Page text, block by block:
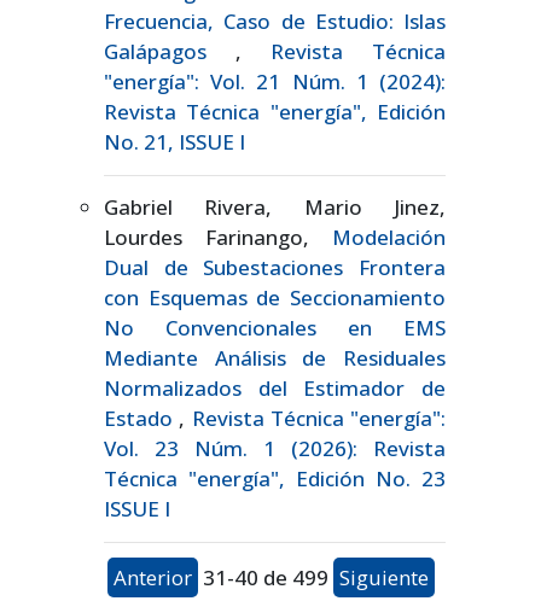
Frecuencia, Caso de Estudio: Islas
Galápagos , Revista Técnica
"energía": Vol. 21 Núm. 1 (2024):
Revista Técnica "energía", Edición
No. 21, ISSUE I
Gabriel Rivera, Mario Jinez,
Lourdes Farinango, Modelación
Dual de Subestaciones Frontera
con Esquemas de Seccionamiento
No Convencionales en EMS
Mediante Análisis de Residuales
Normalizados del Estimador de
Estado , Revista Técnica "energía":
Vol. 23 Núm. 1 (2026): Revista
Técnica "energía", Edición No. 23
ISSUE I
Anterior 31-40 de 499 Siguiente